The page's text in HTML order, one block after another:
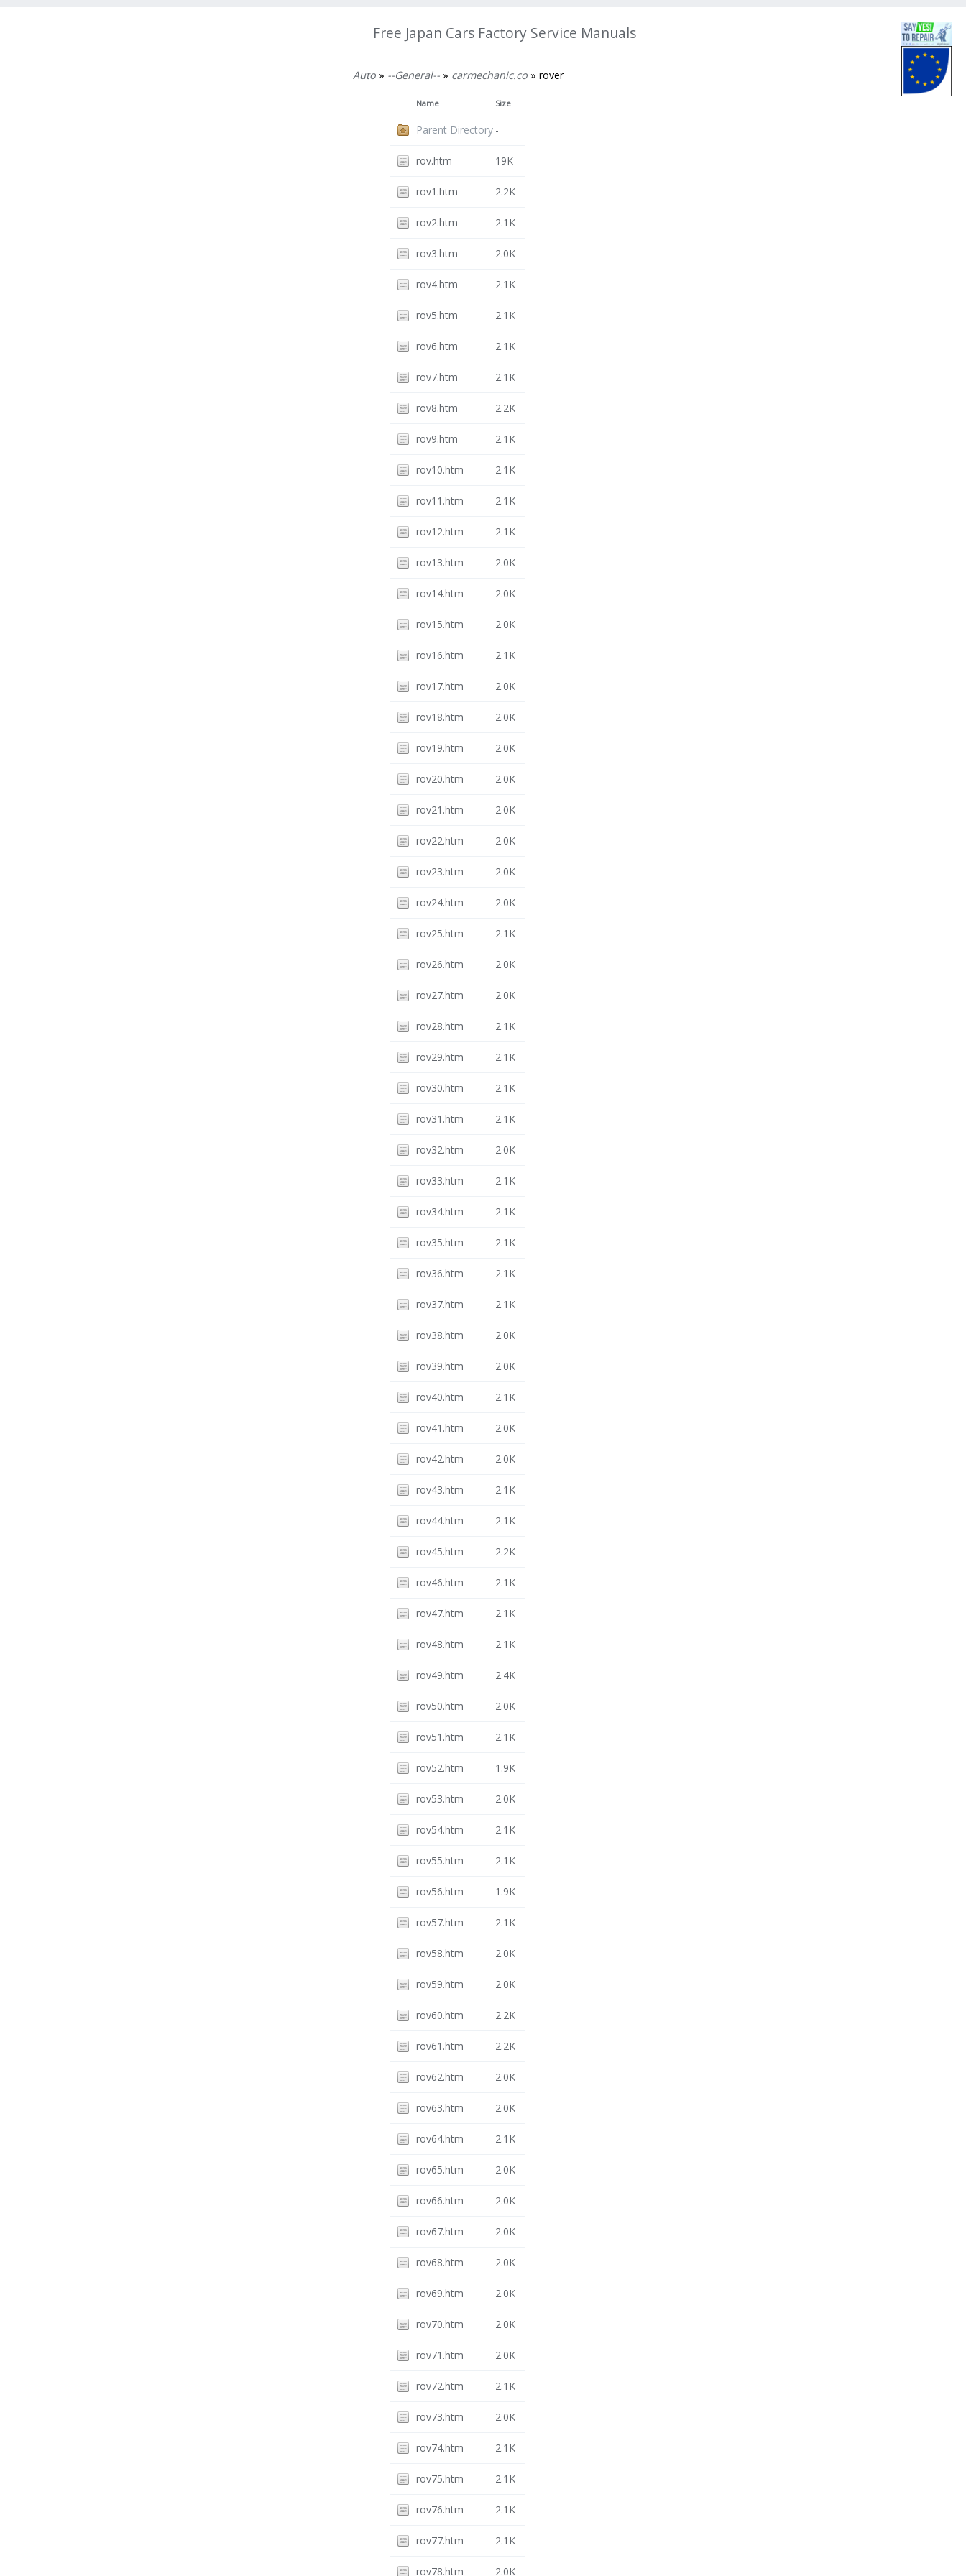
Free Japan Cars Factory Service Manuals
Auto» --General--» carmechanic.co» rover
Name Size
Parent Directory -
rov.htm 19K
rov1.htm 2.2K
rov2.htm 2.1K
rov3.htm 2.0K
rov4.htm 2.1K
rov5.htm 2.1K
rov6.htm 2.1K
rov7.htm 2.1K
rov8.htm 2.2K
rov9.htm 2.1K
rov10.htm 2.1K
rov11.htm 2.1K
rov12.htm 2.1K
rov13.htm 2.0K
rov14.htm 2.0K
rov15.htm 2.0K
rov16.htm 2.1K
rov17.htm 2.0K
rov18.htm 2.0K
rov19.htm 2.0K
rov20.htm 2.0K
rov21.htm 2.0K
rov22.htm 2.0K
rov23.htm 2.0K
rov24.htm 2.0K
rov25.htm 2.1K
rov26.htm 2.0K
rov27.htm 2.0K
rov28.htm 2.1K
rov29.htm 2.1K
rov30.htm 2.1K
rov31.htm 2.1K
rov32.htm 2.0K
rov33.htm 2.1K
rov34.htm 2.1K
rov35.htm 2.1K
rov36.htm 2.1K
rov37.htm 2.1K
rov38.htm 2.0K
rov39.htm 2.0K
rov40.htm 2.1K
rov41.htm 2.0K
rov42.htm 2.0K
rov43.htm 2.1K
rov44.htm 2.1K
rov45.htm 2.2K
rov46.htm 2.1K
rov47.htm 2.1K
rov48.htm 2.1K
rov49.htm 2.4K
rov50.htm 2.0K
rov51.htm 2.1K
rov52.htm 1.9K
rov53.htm 2.0K
rov54.htm 2.1K
rov55.htm 2.1K
rov56.htm 1.9K
rov57.htm 2.1K
rov58.htm 2.0K
rov59.htm 2.0K
rov60.htm 2.2K
rov61.htm 2.2K
rov62.htm 2.0K
rov63.htm 2.0K
rov64.htm 2.1K
rov65.htm 2.0K
rov66.htm 2.0K
rov67.htm 2.0K
rov68.htm 2.0K
rov69.htm 2.0K
rov70.htm 2.0K
rov71.htm 2.0K
rov72.htm 2.1K
rov73.htm 2.0K
rov74.htm 2.1K
rov75.htm 2.1K
rov76.htm 2.1K
rov77.htm 2.1K
rov78.htm 2.0K